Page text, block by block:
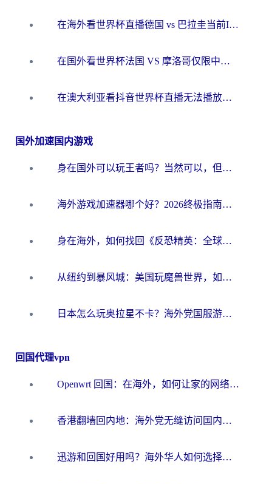
在海外看世界杯直播德国 vs 巴拉圭当前IP受限制？这篇指南帮你轻松解决地区限制
在国外看世界杯法国 VS 摩洛哥仅限中国大陆？别让地域限制拦下你的欢呼
在澳大利亚看抖音世界杯直播无法播放？海外党体育观赛终极指南来了！
国外加速国内游戏
身在国外可以玩王者吗？当然可以，但你需要这份“加速”指南
海外游戏加速器哪个好？2026终极指南帮你畅玩国服+解决卡顿难题
身在海外，如何找回《反恐精英：全球攻势》国服的丝滑手感？一份给你的终极指南
从纽约到暴风城：美国玩魔兽世界，如何找到你的最佳网络航线
日本怎么玩奥拉星不卡？海外党国服游戏加速器选择全攻略
回国代理vpn
Openwrt 回国：在海外，如何让家的网络触手可及
香港翻墙回内地：海外党无缝访问国内资源的加速器选择全攻略
迅游和回国好用吗？海外华人如何选择靠谱的回国加速器